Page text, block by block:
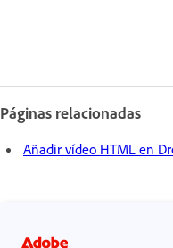
Páginas relacionadas
Añadir vídeo HTML en